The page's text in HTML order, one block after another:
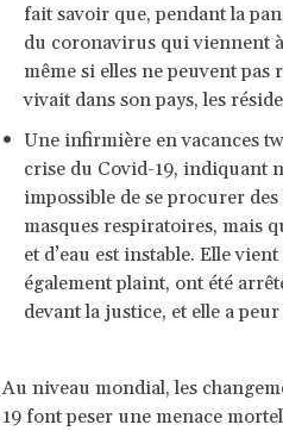
fait savoir que, pendant la
du coronavirus qui viennent
même si elles ne peuvent pas
vivait dans son pays, les
Une infirmière en vacances
crise du Covid-19, indiquant
impossible de se procurer
masques respiratoires, mais
et d’eau est instable. Elle
également plaint, ont été
devant la justice, et elle a
Au niveau mondial, les
19 font peser une menace